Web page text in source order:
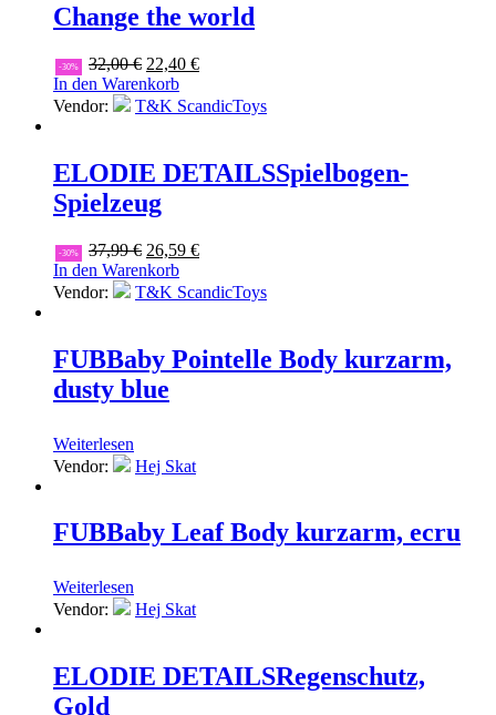
Change the world
-30% 32,00€ Ursprünglicher
Preis
war:
22,40 €Aktueller
ist:
In den Warenkorb
Vendor:
T&K ScandicToys
ELODIE DETAILSSpielbogen-
Spielzeug
-30% 37,99€ Ursprünglicher
Preis
war:
26,59 €Aktueller
ist:
In den Warenkorb
Vendor:
T&K ScandicToys
FUBBaby Pointelle Body kurzarm,
dusty blue
Weiterlesen
Vendor:
Hej Skat
FUBBaby Leaf Body kurzarm, ecru
Weiterlesen
Vendor:
Hej Skat
ELODIE DETAILSRegenschutz,
Gold